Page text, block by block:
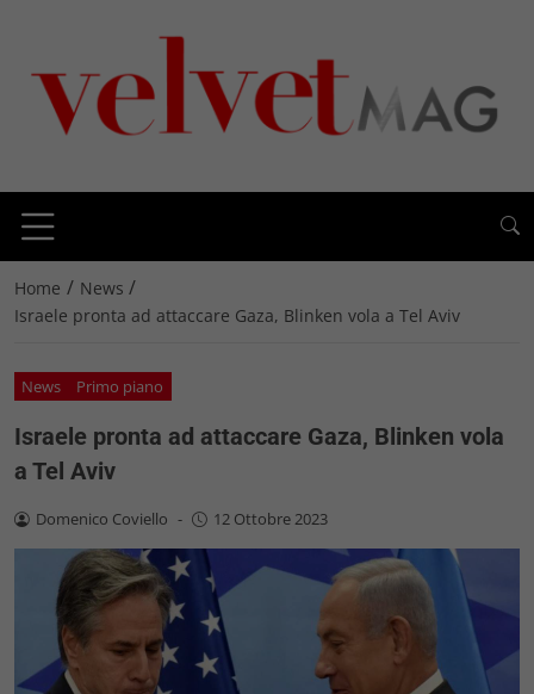
Home / News /
Israele pronta ad attaccare Gaza, Blinken vola a Tel Aviv
News Primo piano
Israele pronta ad attaccare Gaza, Blinken vola
a Tel Aviv
Domenico Coviello - 12 Ottobre 2023